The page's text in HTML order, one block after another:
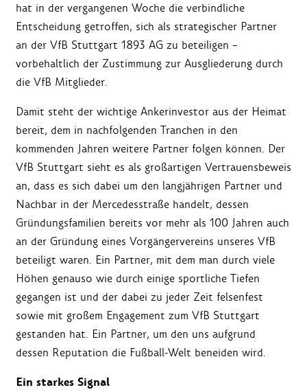
hat in der vergangenen Woche die verbindliche
Entscheidung getroffen, sich als strategischer Partner
an der VfB Stuttgart 1893 AG zu beteiligen –
vorbehaltlich der Zustimmung zur Ausgliederung durch
die VfB Mitglieder.
Damit steht der wichtige Ankerinvestor aus der Heimat
bereit, dem in nachfolgenden Tranchen in den
kommenden Jahren weitere Partner folgen können. Der
VfB Stuttgart sieht es als großartigen Vertrauensbeweis
an, dass es sich dabei um den langjährigen Partner und
Nachbar in der Mercedesstraße handelt, dessen
Gründungsfamilien bereits vor mehr als 100 Jahren auch
an der Gründung eines Vorgängervereins unseres VfB
beteiligt waren. Ein Partner, mit dem man durch viele
Höhen genauso wie durch einige sportliche Tiefen
gegangen ist und der dabei zu jeder Zeit felsenfest
sowie mit großem Engagement zum VfB Stuttgart
gestanden hat. Ein Partner, um den uns aufgrund
dessen Reputation die Fußball-Welt beneiden wird.
Ein starkes Signal